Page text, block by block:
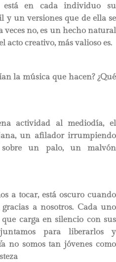
en cada individuo su
y un versiones que de ella se
veces no, es un hecho natural
acto creativo, más valioso es.
la música que hacen? ¿Qué
actividad al mediodía, el
un afilador irrumpiendo
un palo, un malvón
a tocar, está oscuro cuando
a nosotros. Cada uno
carga en silencio con sus
para liberarlos y
no somos tan jóvenes como